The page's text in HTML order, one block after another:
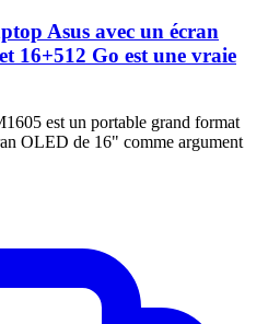
Asus avec un écran
16+512 Go est une vraie
est un portable grand format
OLED de 16" comme argument